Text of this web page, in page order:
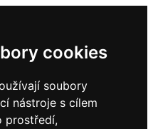
cookies
soubory
nástroje s cílem
prostředí,